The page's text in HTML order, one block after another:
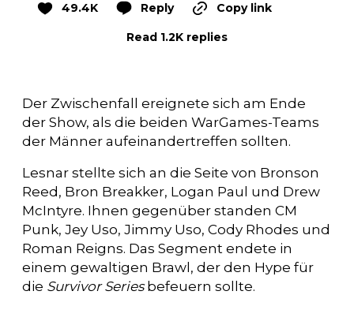
49.4K Reply Copy link
Read 1.2K replies
Der Zwischenfall ereignete sich am Ende
der Show, als die beiden WarGames-Teams
der Männer aufeinandertreffen sollten.
Lesnar stellte sich an die Seite von Bronson
Reed, Bron Breakker, Logan Paul und Drew
McIntyre. Ihnen gegenüber standen CM
Punk, Jey Uso, Jimmy Uso, Cody Rhodes und
Roman Reigns. Das Segment endete in
einem gewaltigen Brawl, der den Hype für
die Survivor Seriesbefeuern sollte.